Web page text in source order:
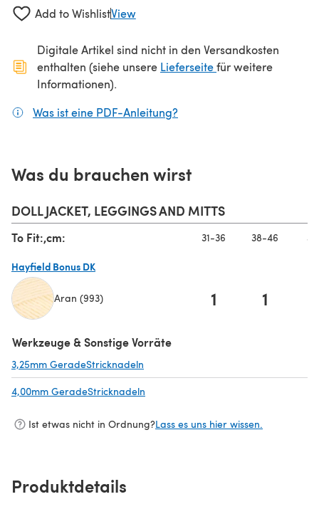
Add to WishlistView
Digitale Artikel sind nicht in den Versandkosten
enthalten (siehe unsere Lieferseite(öffnet sich in
für weitere
Informationen).
Was ist eine PDF-Anleitung?
Was du brauchen wirst
DOLL JACKET, LEGGINGS AND MITTS
To Fit:,cm: 31-36 38-46
Hayfield Bonus DK
Aran (993) 1 1
Werkzeuge & Sonstige Vorräte
3,25mm GeradeStricknadeln
4,00mm GeradeStricknadeln
Ist etwas nicht in Ordnung?Lass es uns hier wissen.
Produktdetails